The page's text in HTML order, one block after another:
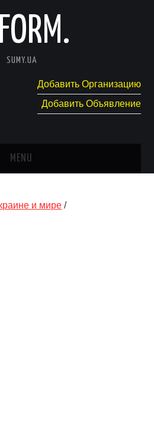
SUMY.UA
Добавить Организацию
Добавить Объявление
MENU
и мире /